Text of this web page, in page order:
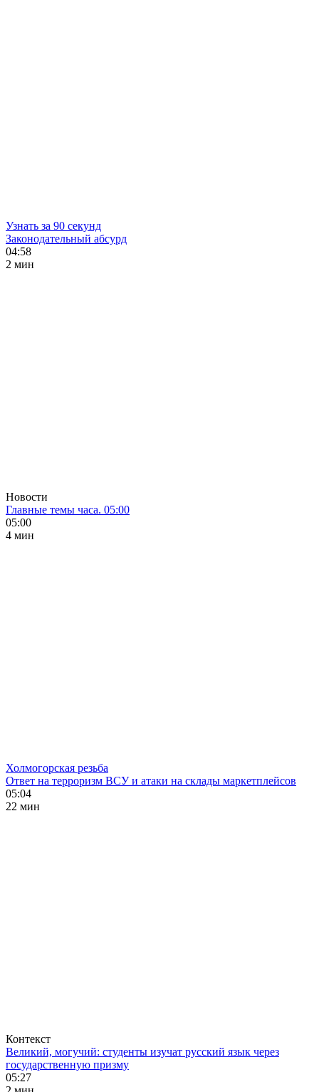
Узнать за 90 секунд
Законодательный абсурд
04:58
2 мин
Новости
Главные темы часа. 05:00
05:00
4 мин
Холмогорская резьба
Ответ на терроризм ВСУ и атаки на склады маркетплейсов
05:04
22 мин
Контекст
Великий, могучий: студенты изучат русский язык через
государственную призму
05:27